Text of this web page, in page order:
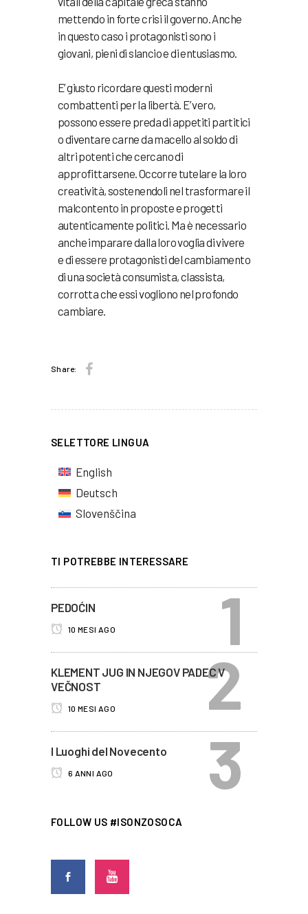
mettendo in forte crisi il governo. Anche
in questo caso i protagonisti sono i
giovani, pieni di slancio e di entusiasmo.
E’ giusto ricordare questi moderni
combattenti per la libertà. E’ vero,
possono essere preda di appetiti partitici
o diventare carne da macello al soldo di
altri potenti che cercano di
approfittarsene. Occorre tutelare la loro
creatività, sostenendoli nel trasformare il
malcontento in proposte e progetti
autenticamente politici. Ma è necessario
anche imparare dalla loro voglia di vivere
e di essere protagonisti del cambiamento
di una società consumista, classista,
corrotta che essi vogliono nel profondo
cambiare.
Share:
SELETTORE LINGUA
English
Deutsch
Slovenščina
TI POTREBBE INTERESSARE
PEDOĆIN
10 MESI AGO
KLEMENT JUG IN NJEGOV PADEC V
VEČNOST
10 MESI AGO
I Luoghi del Novecento
6 ANNI AGO
FOLLOW US #ISONZOSOCA